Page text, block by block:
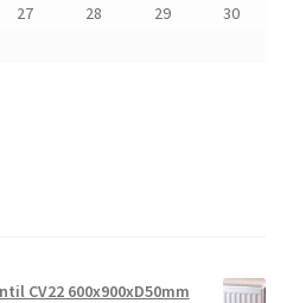
27 28 29
30
CV22 600x900xD50mm